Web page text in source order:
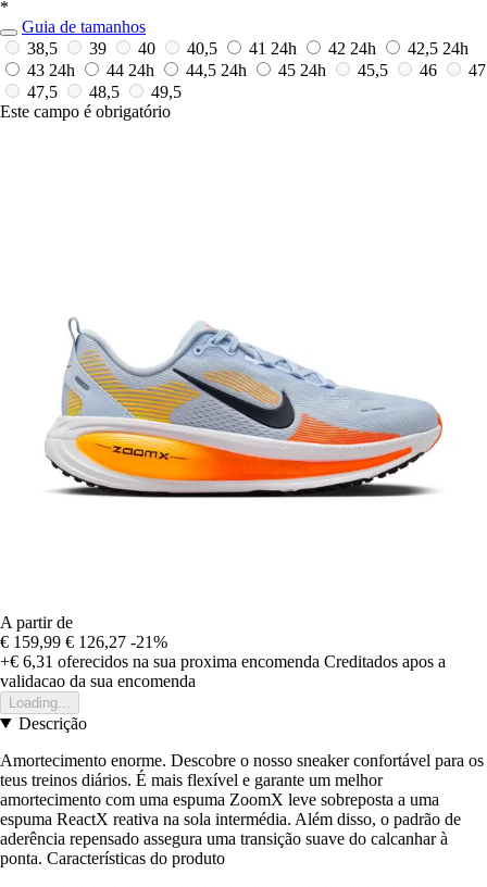
*
Guia de tamanhos
38,5
39 40 40,5 41 24h 42 24h 42,5 24h
43 24h 44 24h 44,5 24h 45 24h 45,5 46
47
47,5
48,5
49,5
Este campo é obrigatório
A partir de
€ 159,99 € 126,27 -21%
+€ 6,31 oferecidos na sua proxima encomenda Creditados apos a
validacao da sua encomenda
Loading...
Descrição
Amortecimento enorme. Descobre o nosso sneaker confortável para os
teus treinos diários. É mais flexível e garante um melhor
amortecimento com uma espuma ZoomX leve sobreposta a uma
espuma ReactX reativa na sola intermédia. Além disso, o padrão de
aderência repensado assegura uma transição suave do calcanhar à
ponta. Características do produto